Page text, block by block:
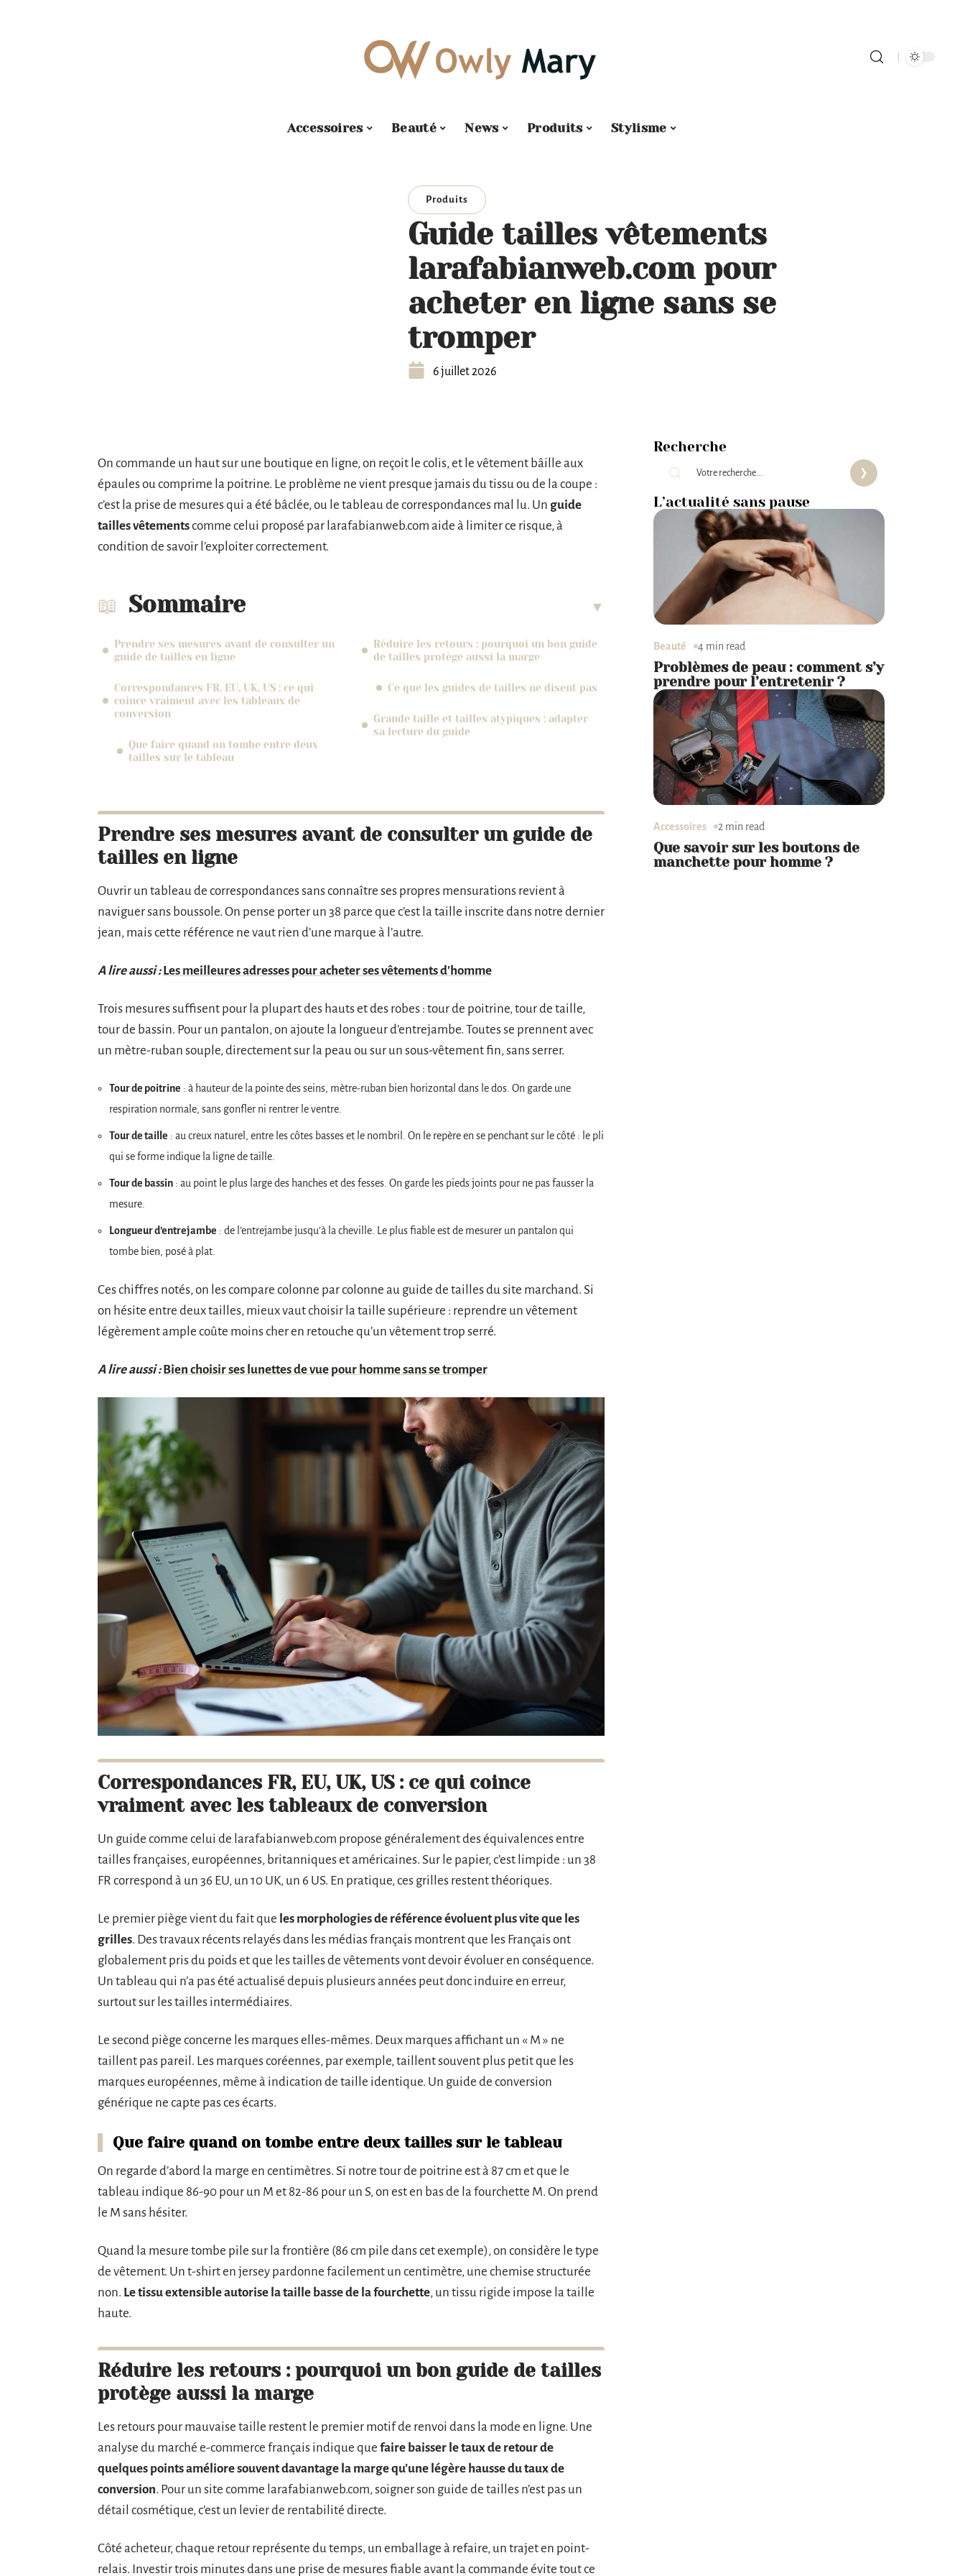
Accessoires Beauté News Produits Stylisme
Produits
Guide tailles vêtements
larafabianweb.com pour
acheter en ligne sans se
tromper
6 juillet 2026
On commande un haut sur une boutique en ligne, on reçoit le colis, et le vêtement bâille aux
épaules ou comprime la poitrine. Le problème ne vient presque jamais du tissu ou de la coupe :
c’est la prise de mesures qui a été bâclée, ou le tableau de correspondances mal lu. Un guide
tailles vêtementscomme celui proposé par larafabianweb.com aide à limiter ce risque, à
condition de savoir l’exploiter correctement.
Sommaire
Prendre ses mesures avant de consulter un
guide de tailles en ligne
Correspondances FR, EU, UK, US : ce qui
coince vraiment avec les tableaux de
conversion
Que faire quand on tombe entre deux
tailles sur le tableau
Réduire les retours : pourquoi un bon guide
de tailles protège aussi la marge
Ce que les guides de tailles ne disent pas
Grande taille et tailles atypiques : adapter
sa lecture du guide
Prendre ses mesures avant de consulter un guide de
tailles en ligne
Ouvrir un tableau de correspondances sans connaître ses propres mensurations revient à
naviguer sans boussole. On pense porter un 38 parce que c’est la taille inscrite dans notre dernier
jean, mais cette référence ne vaut rien d’une marque à l’autre.
A lire aussi : Les meilleures adresses pour acheter ses vêtements d'homme
Trois mesures suffisent pour la plupart des hauts et des robes : tour de poitrine, tour de taille,
tour de bassin. Pour un pantalon, on ajoute la longueur d’entrejambe. Toutes se prennent avec
un mètre-ruban souple, directement sur la peau ou sur un sous-vêtement fin, sans serrer.
Tour de poitrine : à hauteur de la pointe des seins, mètre-ruban bien horizontal dans le dos. On garde une
respiration normale, sans gonfler ni rentrer le ventre.
Tour de taille : au creux naturel, entre les côtes basses et le nombril. On le repère en se penchant sur le côté : le pli
qui se forme indique la ligne de taille.
Tour de bassin : au point le plus large des hanches et des fesses. On garde les pieds joints pour ne pas fausser la
mesure.
Longueur d’entrejambe : de l’entrejambe jusqu’à la cheville. Le plus fiable est de mesurer un pantalon qui
tombe bien, posé à plat.
Ces chiffres notés, on les compare colonne par colonne au guide de tailles du site marchand. Si
on hésite entre deux tailles, mieux vaut choisir la taille supérieure : reprendre un vêtement
légèrement ample coûte moins cher en retouche qu’un vêtement trop serré.
A lire aussi : Bien choisir ses lunettes de vue pour homme sans se tromper
Correspondances FR, EU, UK, US : ce qui coince
vraiment avec les tableaux de conversion
Un guide comme celui de larafabianweb.com propose généralement des équivalences entre
tailles françaises, européennes, britanniques et américaines. Sur le papier, c’est limpide : un 38
FR correspond à un 36 EU, un 10 UK, un 6 US. En pratique, ces grilles restent théoriques.
Le premier piège vient du fait que les morphologies de référence évoluent plus vite que les
grilles. Des travaux récents relayés dans les médias français montrent que les Français ont
globalement pris du poids et que les tailles de vêtements vont devoir évoluer en conséquence.
Un tableau qui n’a pas été actualisé depuis plusieurs années peut donc induire en erreur,
surtout sur les tailles intermédiaires.
Le second piège concerne les marques elles-mêmes. Deux marques affichant un « M » ne
taillent pas pareil. Les marques coréennes, par exemple, taillent souvent plus petit que les
marques européennes, même à indication de taille identique. Un guide de conversion
générique ne capte pas ces écarts.
Que faire quand on tombe entre deux tailles sur le tableau
On regarde d’abord la marge en centimètres. Si notre tour de poitrine est à 87 cm et que le
tableau indique 86-90 pour un M et 82-86 pour un S, on est en bas de la fourchette M. On prend
le M sans hésiter.
Quand la mesure tombe pile sur la frontière (86 cm pile dans cet exemple), on considère le type
de vêtement. Un t-shirt en jersey pardonne facilement un centimètre, une chemise structurée
non. Le tissu extensible autorise la taille basse de la fourchette, un tissu rigide impose la taille
haute.
Réduire les retours : pourquoi un bon guide de tailles
protège aussi la marge
Les retours pour mauvaise taille restent le premier motif de renvoi dans la mode en ligne. Une
analyse du marché e-commerce français indique que faire baisser le taux de retour de
quelques points améliore souvent davantage la marge qu’une légère hausse du taux de
conversion. Pour un site comme larafabianweb.com, soigner son guide de tailles n’est pas un
détail cosmétique, c’est un levier de rentabilité directe.
Côté acheteur, chaque retour représente du temps, un emballage à refaire, un trajet en point-
relais. Investir trois minutes dans une prise de mesures fiable avant la commande évite tout ce
Recherche
L’actualité sans pause
Beauté 4 min read
Problèmes de peau : comment s’y
prendre pour l’entretenir ?
Accessoires 2 min read
Que savoir sur les boutons de
manchette pour homme ?